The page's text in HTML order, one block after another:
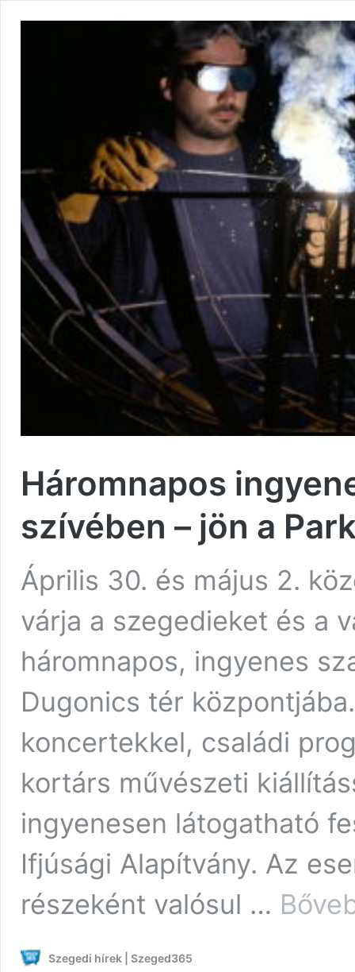
Háromnapos
szívében – jön a
Április 30. és május 2.
várja a szegedieket és a
háromnapos, ingyenes
Dugonics tér
koncertekkel, családi
kortárs művészeti
ingyenesen látogatható
Ifjúsági Alapítvány. Az
részeként valósul …
Szegedi hírek | Szeged365